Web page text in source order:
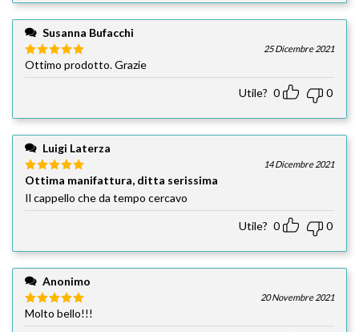
Susanna Bufacchi
Valutato5
su 5
25 Dicembre 2021
Ottimo prodotto. Grazie
Utile? 0 0
Luigi Laterza
Valutato5
su 5
14 Dicembre 2021
Ottima manifattura, ditta serissima
Il cappello che da tempo cercavo
Utile? 0 0
Anonimo
Valutato 5
su 5
20 Novembre 2021
Molto bello!!!